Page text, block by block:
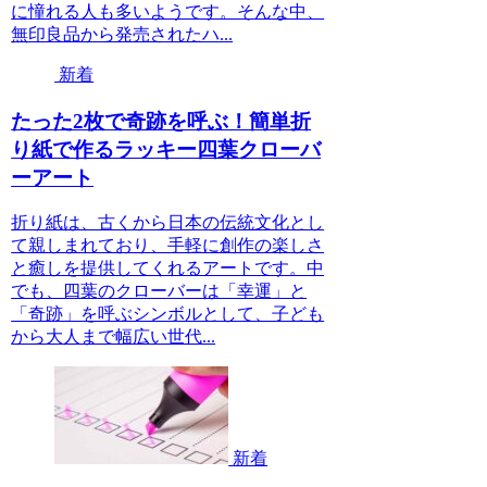
に憧れる人も多いようです。そんな中、
無印良品から発売されたハ...
新着
たった2枚で奇跡を呼ぶ！簡単折
り紙で作るラッキー四葉クローバ
ーアート
折り紙は、古くから日本の伝統文化とし
て親しまれており、手軽に創作の楽しさ
と癒しを提供してくれるアートです。中
でも、四葉のクローバーは「幸運」と
「奇跡」を呼ぶシンボルとして、子ども
から大人まで幅広い世代...
新着